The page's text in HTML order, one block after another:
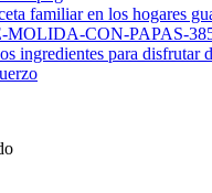
familiar en los hogares
ingredientes para disfrutar